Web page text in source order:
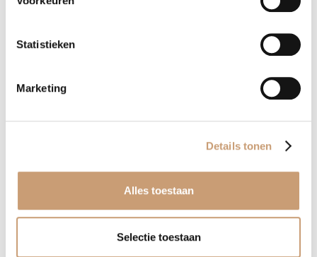
Statistieken
Marketing
Details tonen
Alles toestaan
Selectie toestaan
LET OP: U kunt alleen .jpg, .jpeg, .gif, .png, .bmp bestanden
uploaden die kleiner zijn dan 4,00 Mb
Foto 3(optioneel)
LET OP: U kunt alleen .jpg, .jpeg, .gif, .png, .bmp bestanden
(optioneel)